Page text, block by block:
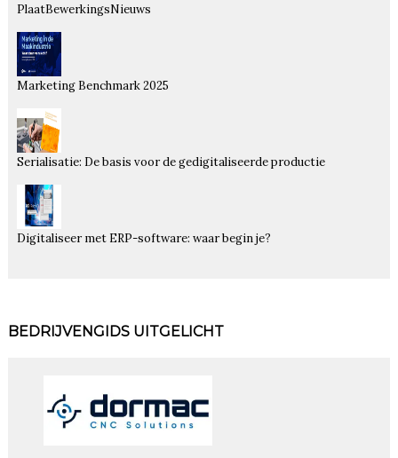
PlaatBewerkingsNieuws
Marketing Benchmark 2025
Serialisatie: De basis voor de gedigitaliseerde productie
Digitaliseer met ERP-software: waar begin je?
BEDRIJVENGIDS UITGELICHT